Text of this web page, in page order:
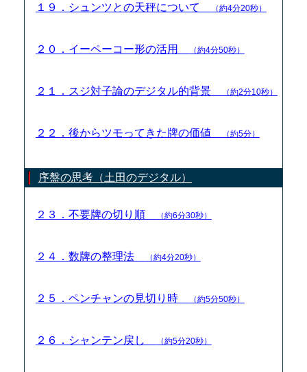
１９．シュンツとの天秤について （約4分20秒）
２０．イーペーコー形の活用 （約4分50秒）
２１．スジ対子論のデジタル的背景 （約2分10秒）
２２．後からツモってきた牌の価値 （約5分）
序盤の思考（土田のデジタル）
２３．不要牌の切り順 （約6分30秒）
２４．数牌の整理法 （約4分20秒）
２５．ペンチャンの見切り時 （約5分50秒）
２６．シャンテン戻し （約5分20秒）